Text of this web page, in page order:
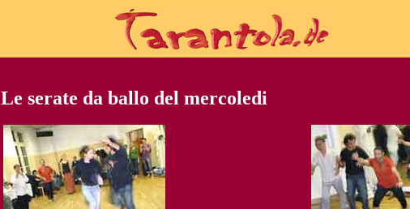
Le serate da ballo del mercoledi